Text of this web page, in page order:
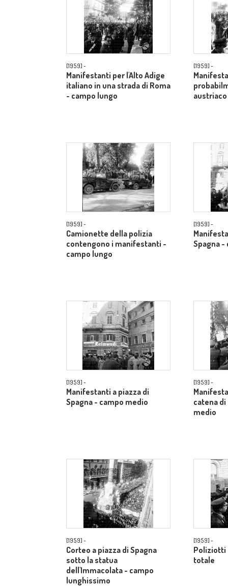
[1959] -
Manifestanti per l'Alto Adige
italiano in una strada di Roma
- campo lungo
[1959] -
[1959] -
Camionette della polizia
contengono i manifestanti -
campo lungo
[1959] -
Spagna -
[1959] -
Manifestanti a piazza di
Spagna - campo medio
[1959] -
catena
medio
[1959] -
Corteo a piazza di Spagna
sotto la statua
dell'Immacolata - campo
lunghissimo
[1959] -
Poliziotti
totale